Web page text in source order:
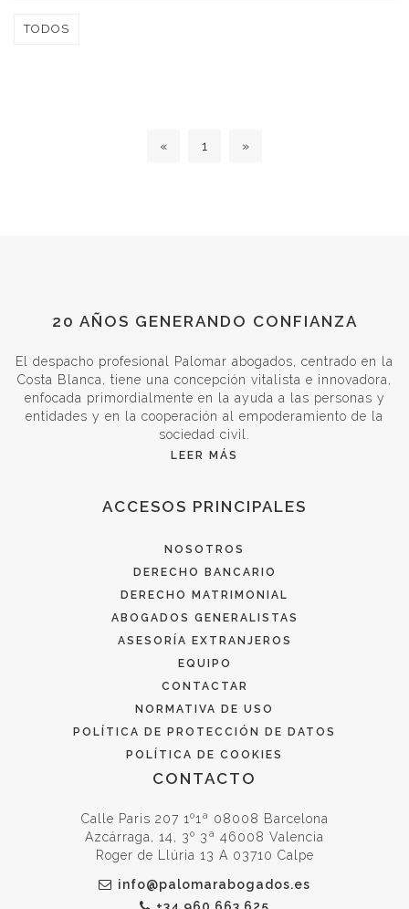
TODOS
« 1 »
20 AÑOS GENERANDO CONFIANZA
El despacho profesional Palomar abogados, centrado en la
Costa Blanca, tiene una concepción vitalista e innovadora,
enfocada primordialmente en la ayuda a las personas y
entidades y en la cooperación al empoderamiento de la
sociedad civil.
LEER MÁS
ACCESOS PRINCIPALES
NOSOTROS
DERECHO BANCARIO
DERECHO MATRIMONIAL
ABOGADOS GENERALISTAS
ASESORÍA EXTRANJEROS
EQUIPO
CONTACTAR
NORMATIVA DE USO
POLÍTICA DE PROTECCIÓN DE DATOS
POLÍTICA DE COOKIES
CONTACTO
Calle Paris 207 1º1ª 08008 Barcelona
Azcárraga, 14, 3º 3ª 46008 Valencia
Roger de Llúria 13 A 03710 Calpe
info@palomarabogados.es